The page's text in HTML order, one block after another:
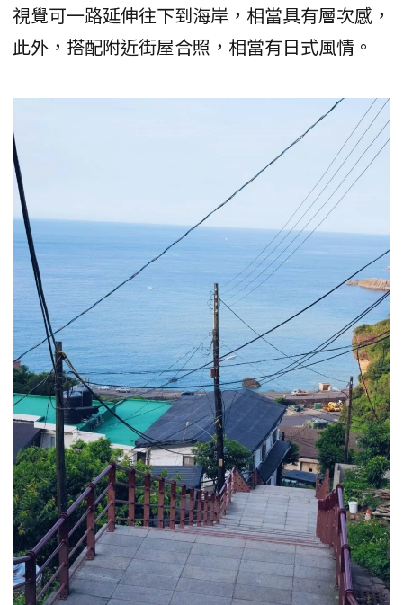
視覺可一路延伸往下到海岸，相當具有層次感，
此外，搭配附近街屋合照，相當有日式風情。